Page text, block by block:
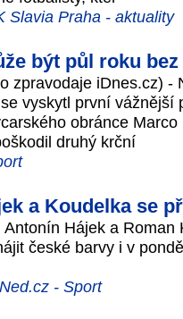
Slavia Praha - aktuality
být půl roku
zpravodaje iDnes.cz)
vyskytl první vážnější
obránce
druhý krční
a Koudelka se
Antonín Hájek a
české barvy i v
- Sport